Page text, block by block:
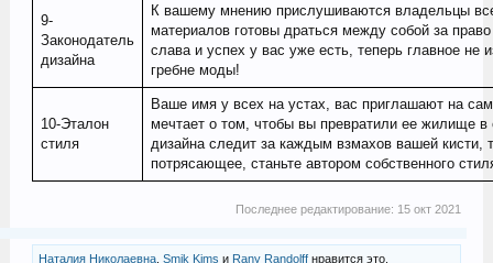
9-
Законодатель
дизайна
К вашему мнению прислушиваются владельцы
материалов готовы драться между собой за
слава и успех у вас уже есть, теперь главное не
гребне моды!
10-Эталон
стиля
Ваше имя у всех на устах, вас приглашают на
мечтает о том, чтобы вы превратили ее жилище в
дизайна следит за каждым взмахов вашей кисти,
потрясающее, станьте автором собственного
Последнее редактирование: 15 окт 2021
Наталия Николаевна, Smik Kims и Rany Randolffнравится это.